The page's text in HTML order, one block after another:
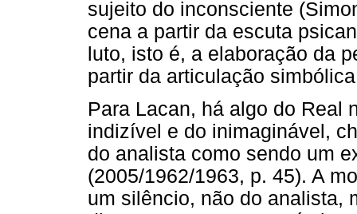
sujeito do inconsciente
cena a partir da escuta
luto, isto é, a elaboração da
partir da articulação
Para Lacan, há algo do Real
indizível e do inimaginável,
do analista como sendo um
(2005/1962/1963, p. 45). A
um silêncio, não do analista,